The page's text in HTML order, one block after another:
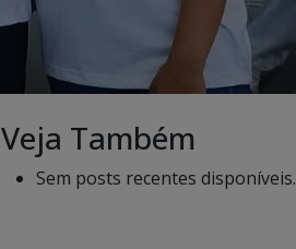
Veja Também
Sem posts recentes disponíveis.